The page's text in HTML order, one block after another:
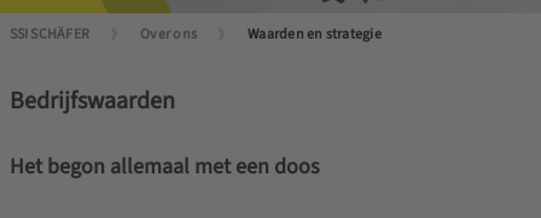
SSI SCHÄFER Over ons Waarden en strategie
Bedrijfswaarden
Het begon allemaal met een doos